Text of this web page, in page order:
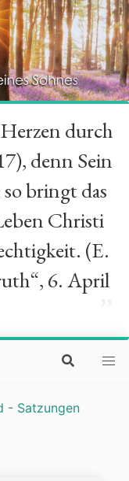
durch
denn Sein
bringt das
Christi
(E.
6. April
- Satzungen